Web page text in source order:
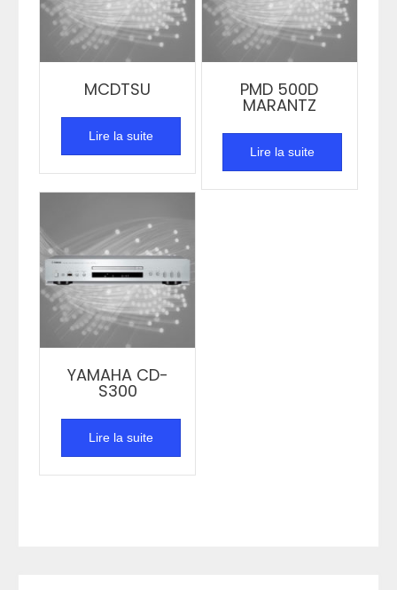
MCDTSU
Lire la suite
PMD 500D
MARANTZ
Lire la suite
YAMAHA CD-
S300
Lire la suite